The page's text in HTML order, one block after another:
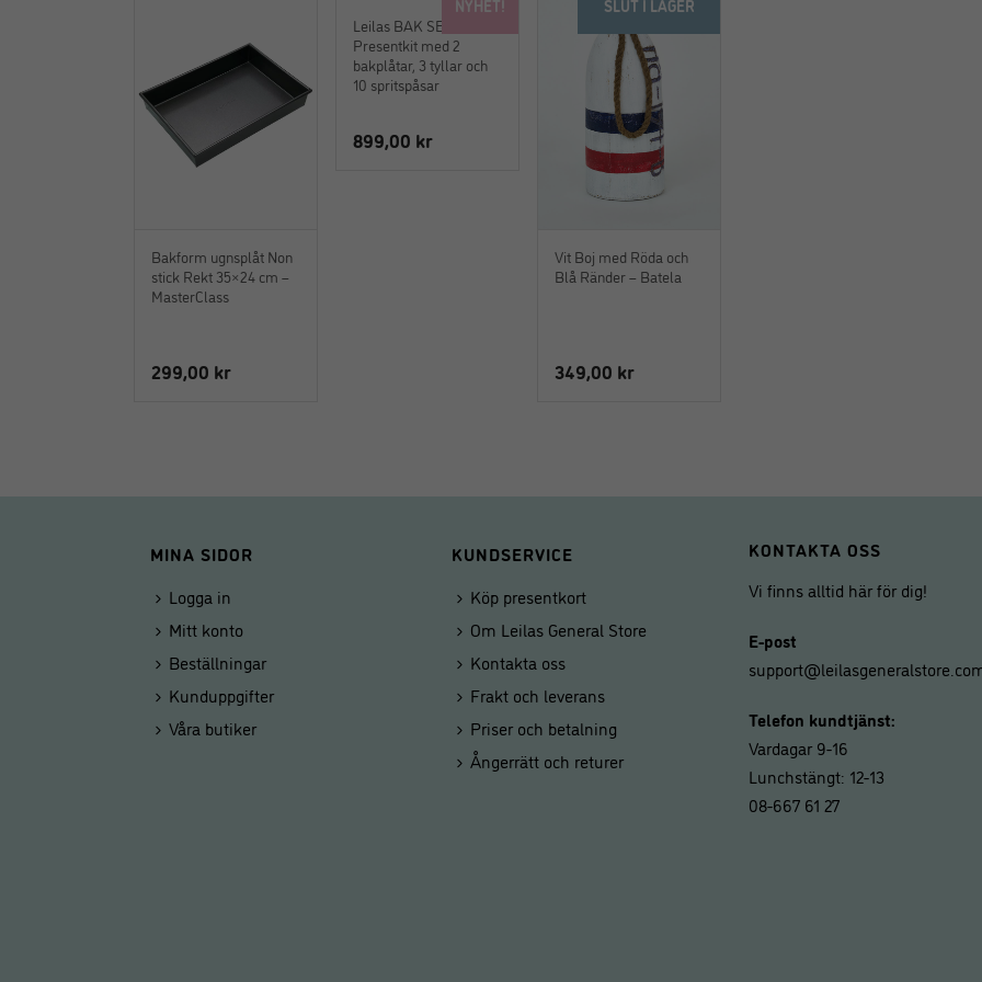
Bakform ugnsplåt Non
stick Rekt 35×24 cm –
MasterClass
299,00 kr
NYHET!
Leilas BAK SET –
Presentkit med 2
bakplåtar, 3 tyllar och
10 spritspåsar
899,00 kr
SLUT I LAGER
Vit Boj med Röda och
Blå Ränder – Batela
349,00 kr
MINA SIDOR
Logga in
Mitt konto
Beställningar
Kunduppgifter
Våra butiker
KUNDSERVICE
Köp presentkort
Om Leilas General Store
Kontakta oss
Frakt och leverans
Priser och betalning
Ångerrätt och returer
KONTAKTA OSS
Vi finns alltid här för dig!
E-post
Telefon kundtjänst:
Vardagar 9-16
Lunchstängt: 12-13
08-667 61 27